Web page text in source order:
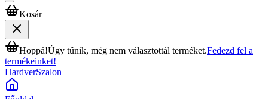
Kosár
Hoppá!Úgy tűnik, még nem választottál terméket.Fedezd fel a
termékeinket!
HardverSzalon